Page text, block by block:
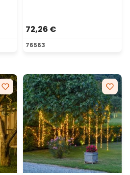
5 étoiles
72,26 €
76563